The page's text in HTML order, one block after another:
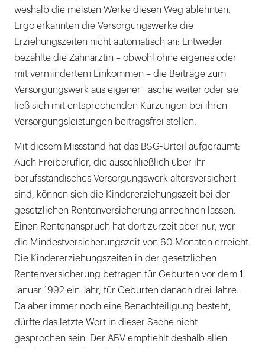
weshalb die meisten Werke diesen Weg ablehnten.
Ergo erkannten die Versorgungswerke die
Erziehungszeiten nicht automatisch an: Entweder
bezahlte die Zahnärztin – obwohl ohne eigenes oder
mit vermindertem Einkommen – die Beiträge zum
Versorgungswerk aus eigener Tasche weiter oder sie
ließ sich mit entsprechenden Kürzungen bei ihren
Versorgungsleistungen beitragsfrei stellen.
Mit diesem Missstand hat das BSG-Urteil aufgeräumt:
Auch Freiberufler, die ausschließlich über ihr
berufsständisches Versorgungswerk altersversichert
sind, können sich die Kindererziehungszeit bei der
gesetzlichen Rentenversicherung anrechnen lassen.
Einen Rentenanspruch hat dort zurzeit aber nur, wer
die Mindestversicherungszeit von 60 Monaten erreicht.
Die Kindererziehungszeiten in der gesetzlichen
Rentenversicherung betragen für Geburten vor dem 1.
Januar 1992 ein Jahr, für Geburten danach drei Jahre.
Da aber immer noch eine Benachteiligung besteht,
dürfte das letzte Wort in dieser Sache nicht
gesprochen sein. Der ABV empfiehlt deshalb allen